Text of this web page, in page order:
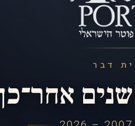
דבר